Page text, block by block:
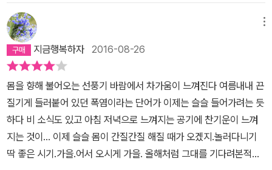
났다. 숨을 쉴 때마다 미지근한 소주를 마실 때의 느낌이 들어 헛구역
질이 났다. 귀신에게 홀린 나무꾼처럼 도돌이표가 되어 다시 시작하
는 느낌. 비로소 깨달았다. 졸피뎀과 알코올은 동일하다는 것. 권여선
의 단편 << 이모 >> 에서 이모는 혼자 살면서 일하지 않는 삶을 선택
한다. ​그동안 악착같이 모은 돈을 다 쓸 때까지만 살 계획이다. 나를
사로잡은 것은 이모의 규칙적인 음주 생활이었다. 그녀는 일주일에
한 번, 그녀에게는 사치이지만 우리가 보기에는 소박한 술상을 차린
다. 공복 후에 첫 잔의 맛을 아는지라 나는 이 부분에서 침을 삼켰다.
정해진 날에 맞춰 규칙적으로 술상을 차리는 것이야말로 주정뱅이에
올중독은, '자신에게 돌아올 행운의 몫'이라고 느낀 수환을 만나고서
도 치유되지 않는다. 류머티즘으로 요양원에 입원한 수환과 중증 알
코올중독으로 뒤따라 입원한 영경, 12년 동안 그들이 사랑한 의미는
어디 있었을까. 사랑이 상대를 더 나은 사람으로 만든다는 관념에서
본다면 그들의 사랑은 실패라고 보아야 할 것이다. 수환은 알코올중
독을 치료해야 하는 영경을 요양원에 붙잡아두고 설득하기는커녕 그
녀의 외출을 용인한다, 나가면 술을 진탕 마시고 더 좋지 않은 상태로
돌아 오리라는 걸 알면서도. 그러나 사랑이 상대의 가장 밑바닥까지
받아들이고 상대를 억지로 바꾸려 하지 않는 것이라는 관념에서 본다
면, 결코 그들의 사랑을 함부로 평할 수 없겠다. 수환의 입장에서 보면
지금행복하자 2016-08-26
몸을 향해 불어오는 선풍기 바람에서 차가움이 느껴진다 여름내내 끈
질기게 들러붙어 있던 폭염이라는 단어가 이제는 슬슬 들어가려는 듯
하다 비 소식도 있고 아침 저녁으로 느껴지는 공기에 찬기운이 느껴
지는 것이... 이제 슬슬 몸이 간질간질 해질 때가 오겠지.놀러다니기
딱 좋은 시기.가을.어서 오시게 가을. 올해처럼 그대를 기다려본적이